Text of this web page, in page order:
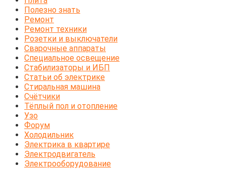
Полезно знать
Ремонт
Ремонт техники
Розетки и выключатели
Сварочные аппараты
Специальное освещение
Стабилизаторы и ИБП
Статьи об электрике
Стиральная машина
Счётчики
Тёплый пол и отопление
Узо
Форум
Холодильник
Электрика в квартире
Электродвигатель
Электрооборудование